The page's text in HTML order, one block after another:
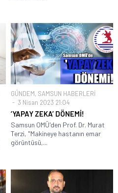
GÜNDEM, SAMSUN HABERLERİ
3 Nisan 2023 21:04
‘YAPAY ZEKA’ DÖNEMİ!
Samsun OMÜ'den Prof. Dr. Murat
Terzi, "Makineye hastanın emar
görüntüsü,...